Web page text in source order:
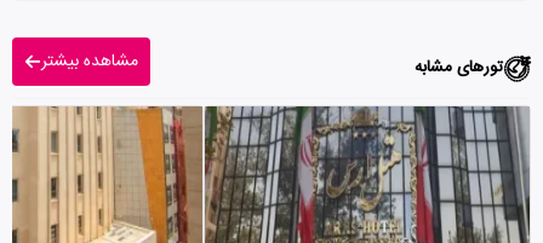
تورهای مشابه مشاهده بیشتر